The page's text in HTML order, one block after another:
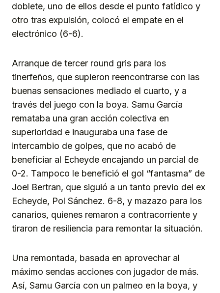
doblete, uno de ellos desde el punto fatídico y
otro tras expulsión, colocó el empate en el
electrónico (6-6).
Arranque de tercer round gris para los
tinerfeños, que supieron reencontrarse con las
buenas sensaciones mediado el cuarto, y a
través del juego con la boya. Samu García
remataba una gran acción colectiva en
superioridad e inauguraba una fase de
intercambio de golpes, que no acabó de
beneficiar al Echeyde encajando un parcial de
0-2. Tampoco le benefició el gol “fantasma” de
Joel Bertran, que siguió a un tanto previo del ex
Echeyde, Pol Sánchez. 6-8, y mazazo para los
canarios, quienes remaron a contracorriente y
tiraron de resiliencia para remontar la situación.
Una remontada, basada en aprovechar al
máximo sendas acciones con jugador de más.
Así, Samu García con un palmeo en la boya, y